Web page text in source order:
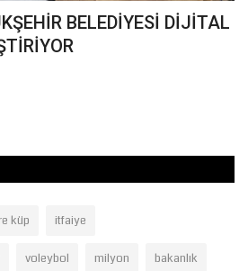
BELEDİYESİ DİJİTAL
küp itfaiye
voleybol milyon bakanlık